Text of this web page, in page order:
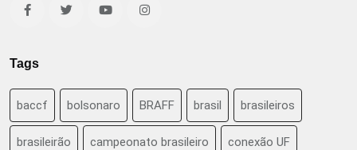
Tags
baccf bolsonaro BRAFF brasil brasileiros
brasileirão campeonato brasileiro conexão UF